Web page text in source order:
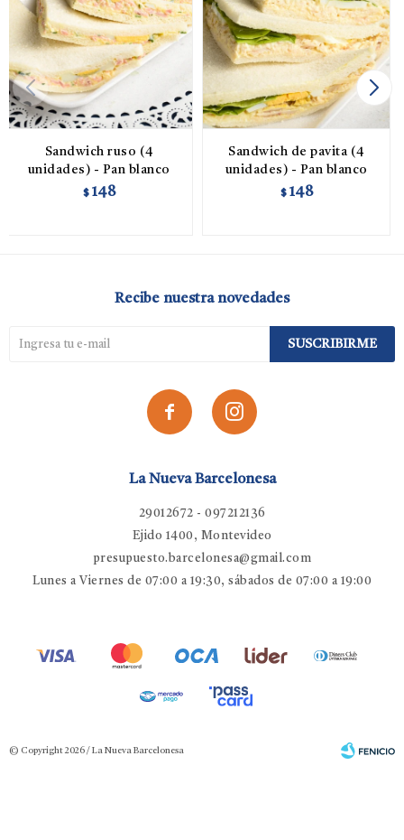
Sandwich ruso (4
unidades) - Pan blanco
$ 148
Sandwich de pavita (4
unidades) - Pan blanco
$ 148
La Nueva Barcelonesa
29012672 - 097212136
Ejido 1400, Montevideo
presupuesto.barcelonesa@gmail.com
Lunes a Viernes de 07:00 a 19:30, sábados de 07:00 a 19:00
Recibe nuestra novedades
SUSCRIBIRME
 
© Copyright 2026 / La Nueva Barcelonesa